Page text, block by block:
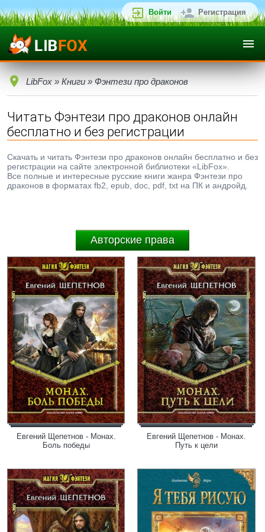
Войти Регистрация
LibFox » Книги » Фэнтези про драконов
Читать Фэнтези про драконов онлайн
бесплатно и без регистрации
Скачать и читать Фэнтези про драконов онлайн бесплатно и без
регистрации на сайте электронной библиотеки «LibFox».
Все полные и интересные русские книги жанра Фэнтези про
драконов в форматах fb2, epub, doc, pdf, txt на ПК и андройд.
Авторские права
Евгений Щепетнов - Монах.
Боль победы
Евгений Щепетнов - Монах.
Путь к цели